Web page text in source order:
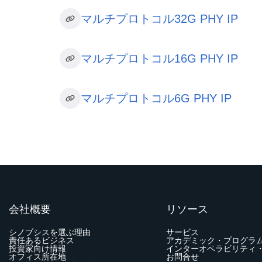
マルチプロトコル32G PHY IP
マルチプロトコル16G PHY IP
マルチプロトコル6G PHY IP
会社概要
シノプシスを選ぶ理由
責任あるビジネス
投資家向け情報
オフィス所在地
リソース
サービス
アカデミック・プログラ
インターオペラビリティ
お問合せ